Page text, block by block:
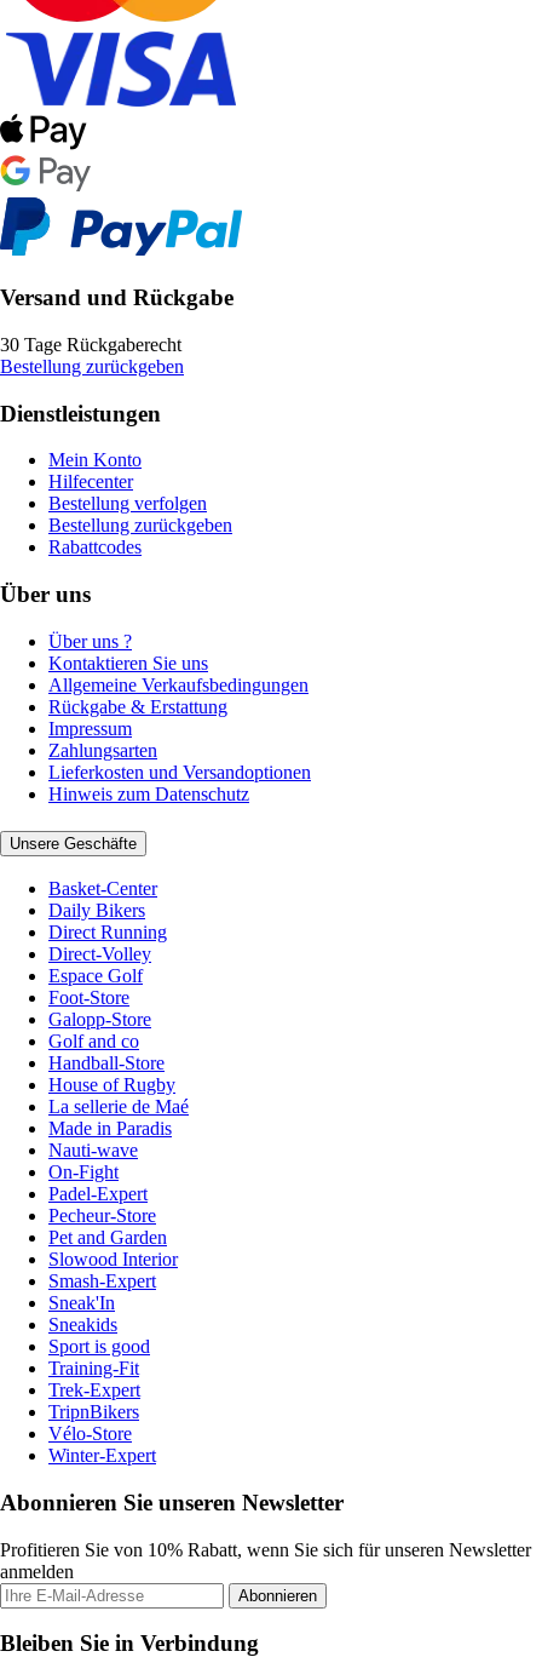
Versand und Rückgabe
30 Tage Rückgaberecht
Bestellung zurückgeben
Dienstleistungen
Mein Konto
Hilfecenter
Bestellung verfolgen
Bestellung zurückgeben
Rabattcodes
Über uns
Über uns ?
Kontaktieren Sie uns
Allgemeine Verkaufsbedingungen
Rückgabe & Erstattung
Impressum
Zahlungsarten
Lieferkosten und Versandoptionen
Hinweis zum Datenschutz
Unsere Geschäfte
Basket-Center
Daily Bikers
Direct Running
Direct-Volley
Espace Golf
Foot-Store
Galopp-Store
Golf and co
Handball-Store
House of Rugby
La sellerie de Maé
Made in Paradis
Nauti-wave
On-Fight
Padel-Expert
Pecheur-Store
Pet and Garden
Slowood Interior
Smash-Expert
Sneak'In
Sneakids
Sport is good
Training-Fit
Trek-Expert
TripnBikers
Vélo-Store
Winter-Expert
Abonnieren Sie unseren Newsletter
Profitieren Sie von 10% Rabatt, wenn Sie sich für unseren Newsletter
anmelden
Abonnieren
Bleiben Sie in Verbindung